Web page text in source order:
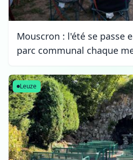
Mouscron : l'été se passe
parc communal chaque
Leuze